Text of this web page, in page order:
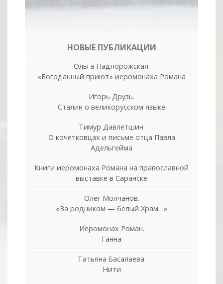
НОВЫЕ ПУБЛИКАЦИИ
Ольга Надпорожская.
«Богоданный приют» иеромонаха Романа
Игорь Друзь.
Сталин о великорусском языке
Тимур Давлетшин.
О кочетковцах и письме отца Павла
Адельгейма
Книги иеромонаха Романа на православной
выставке в Саранске
Олег Молчанов.
«За родником — белый Храм…»
Иеромонах Роман.
Ганна
Татьяна Басалаева.
Нити